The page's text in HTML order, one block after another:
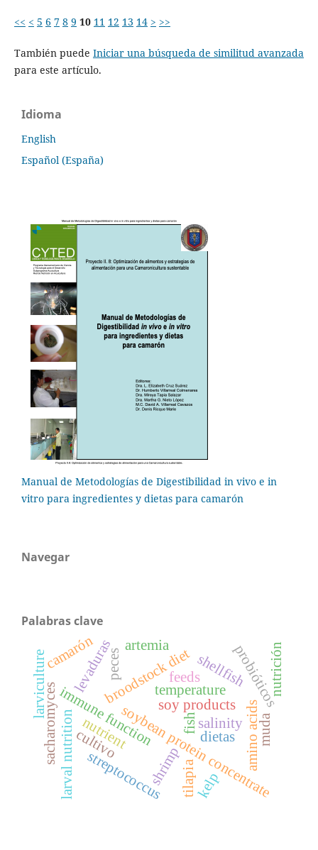
<< < 5 6 7 8 9 10 11 12 13 14 > >>
También puede Iniciar una búsqueda de similitud avanzada
para este artículo.
Idioma
English
Español (España)
Manual de Metodologías de Digestibilidad in vivo e in
vitro para ingredientes y dietas para camarón
Navegar
Palabras clave
soy products
soybean protein concentrate
shrimp amino acids
fish
nutrient
immune function
broodstock diet
larval nutrition
probióticos
tilapia
streptococcus
sacharomyces
larviculture temperature
salinity
levaduraspeces shellfish
feeds
artemia nutrición
dietas
camarón
cultivo muda
kelp